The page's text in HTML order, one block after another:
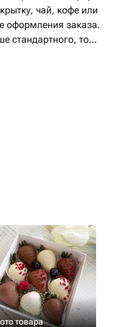
чай, кофе или
оформления заказа.
стандартного, то
товара